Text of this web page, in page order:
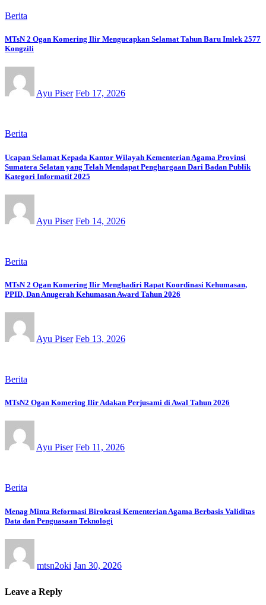
Berita
MTsN 2 Ogan Komering Ilir Mengucapkan Selamat Tahun Baru Imlek 2577
Kongzili
Ayu Piser Feb 17, 2026
Berita
Ucapan Selamat Kepada Kantor Wilayah Kementerian Agama Provinsi
Sumatera Selatan yang Telah Mendapat Penghargaan Dari Badan Publik
Kategori Informatif 2025
Ayu Piser Feb 14, 2026
Berita
MTsN 2 Ogan Komering Ilir Menghadiri Rapat Koordinasi Kehumasan,
PPID, Dan Anugerah Kehumasan Award Tahun 2026
Ayu Piser Feb 13, 2026
Berita
MTsN2 Ogan Komering Ilir Adakan Perjusami di Awal Tahun 2026
Ayu Piser Feb 11, 2026
Berita
Menag Minta Reformasi Birokrasi Kementerian Agama Berbasis Validitas
Data dan Penguasaan Teknologi
mtsn2oki Jan 30, 2026
Leave a Reply